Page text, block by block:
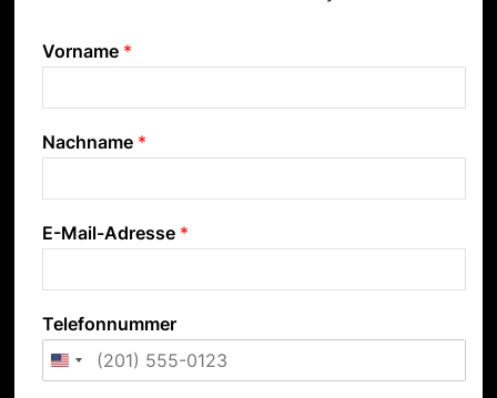
Vorname *
Nachname *
E-Mail-Adresse *
Telefonnummer